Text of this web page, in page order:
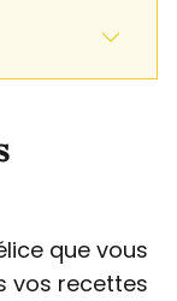
que vous
vos recettes